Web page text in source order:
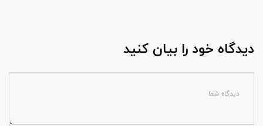
دیدگاه خود را بیان کنید